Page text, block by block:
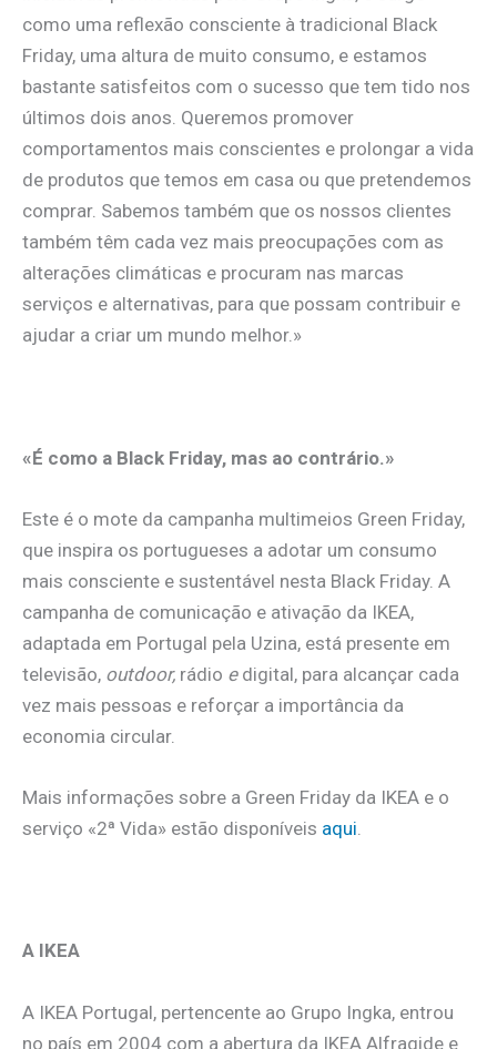
como uma reflexão consciente à tradicional Black
Friday, uma altura de muito consumo, e estamos
bastante satisfeitos com o sucesso que tem tido nos
últimos dois anos. Queremos promover
comportamentos mais conscientes e prolongar a vida
de produtos que temos em casa ou que pretendemos
comprar. Sabemos também que os nossos clientes
também têm cada vez mais preocupações com as
alterações climáticas e procuram nas marcas
serviços e alternativas, para que possam contribuir e
ajudar a criar um mundo melhor.»
«É como a Black Friday, mas ao contrário.»
Este é o mote da campanha multimeios Green Friday,
que inspira os portugueses a adotar um consumo
mais consciente e sustentável nesta Black Friday. A
campanha de comunicação e ativação da IKEA,
adaptada em Portugal pela Uzina, está presente em
televisão, outdoor, rádio edigital, para alcançar cada
vez mais pessoas e reforçar a importância da
economia circular.
Mais informações sobre a Green Friday da IKEA e o
serviço «2ª Vida» estão disponíveis aqui.
A IKEA
A IKEA Portugal, pertencente ao Grupo Ingka, entrou
no país em 2004 com a abertura da IKEA Alfragide e